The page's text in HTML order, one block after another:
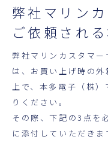
弊社マリン
ご依頼され
弊社マリンカスタマ
は、お買い上げ時の
上で、本多電子（株
りください。
その際、下記の3点を
に添付していただきま